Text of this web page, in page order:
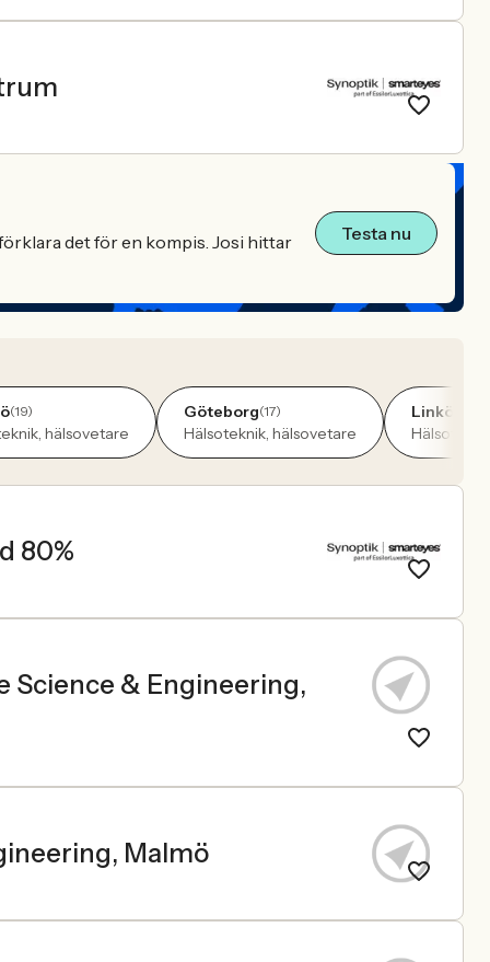
det för en kompis. Josi hittar Testa nu
(19)
hälsovetare
Göteborg(17)
Hälsoteknik, hälsovetare
Linköping
80%
Science & Engineering,
Malmö